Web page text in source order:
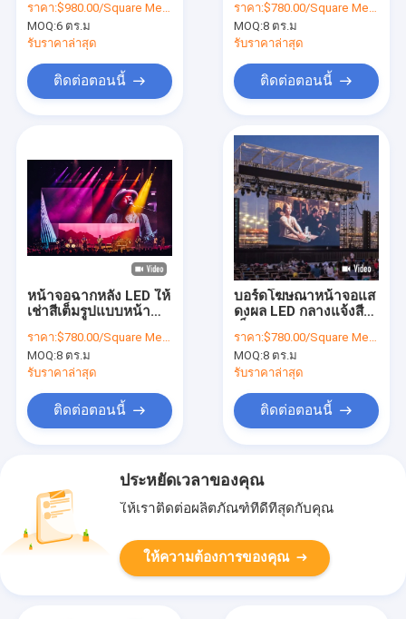
LED เช่า Splicing ไร้
รอยต่อ
ราคา:$980.00/Square Meters 6-49 Square Meters
MOQ:6 ตร.ม
รับราคาล่าสุด
ติดต่อตอนนี้
500x1000 มิลลิเมตร
ภายนอก LED ราคา
ราคา:$780.00/Square Meters 8-49 Square Meters
MOQ:8 ตร.ม
รับราคาล่าสุด
ติดต่อตอนนี้
หน้าจอฉากหลัง LED ให้
เช่าสีเต็มรูปแบบหน้า
500 * 1000 มม
ราคา:$780.00/Square Meters 8-49 Square Meters
MOQ:8 ตร.ม
รับราคาล่าสุด
ติดต่อตอนนี้
บอร์ดโฆษณาหน้าจอแส
ดงผล LED กลางแจ้งสี
1,000 มม
ราคา:$780.00/Square Meters 8-49 Square Meters
MOQ:8 ตร.ม
รับราคาล่าสุด
ติดต่อตอนนี้
ประหยัดเวลาของคุณ
ให้เราติดต่อผลิตภัณฑ์ที่ดีที่สุดกับคุณ
ให้ความต้องการของคุณ